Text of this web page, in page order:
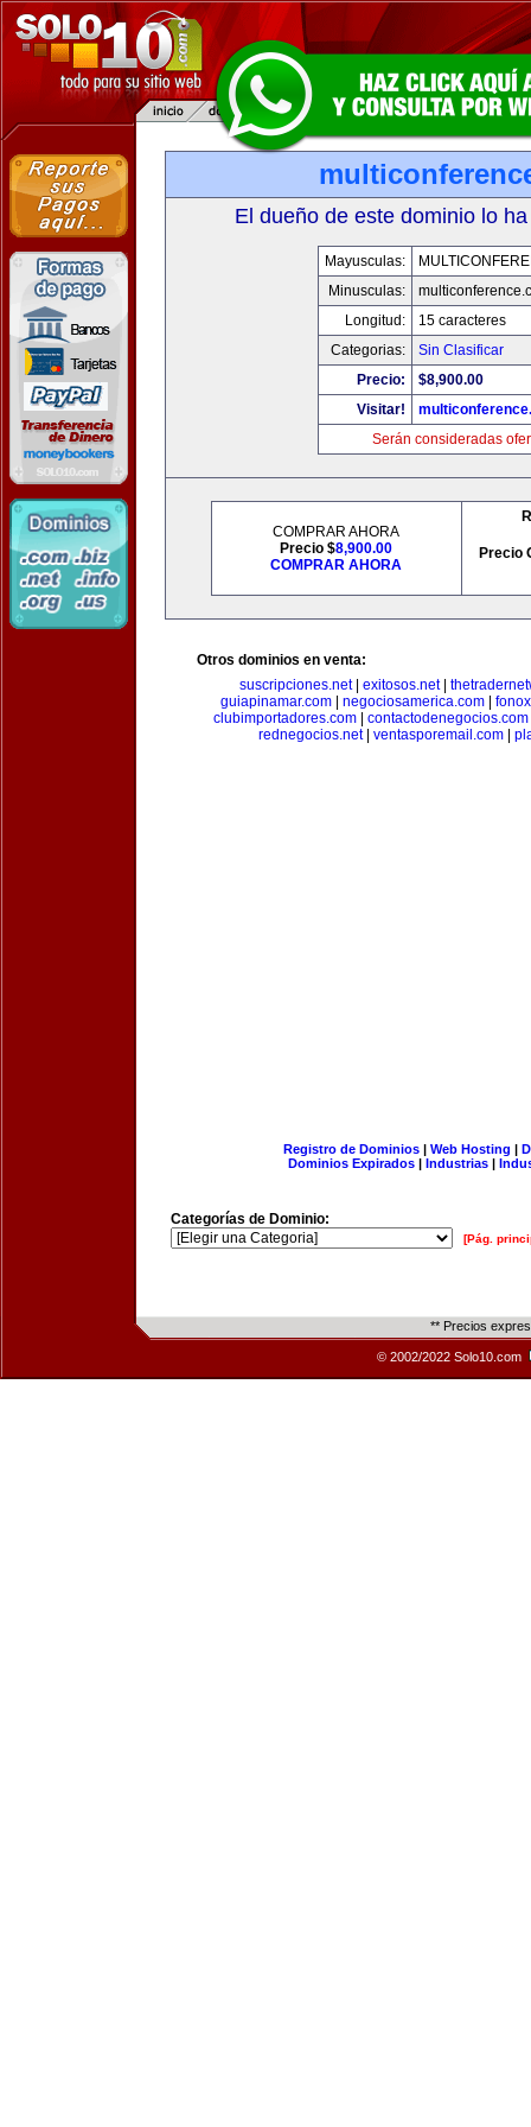
El dueño de este dominio lo
Mayusculas:
Minusculas:
Longitud:
15 caracteres
Categorias:
Sin Clasificar
Precio:
$8,900.00
Visitar!
Serán consideradas
COMPRAR AHORA
Precio $8,900.00
COMPRAR AHORA
Precio
Otros dominios en venta:
suscripciones.net| exitosos.net|
guiapinamar.com
negociosamerica.com
clubimportadores.com
contactodenegocios.com
rednegocios.net| ventasporemail.com
Registro de Dominios| Web Hosting |
Dominios Expirados | Industrias |
Categorías de Dominio:
[Pág.
** Precios
© 2002/2022 Solo10.com